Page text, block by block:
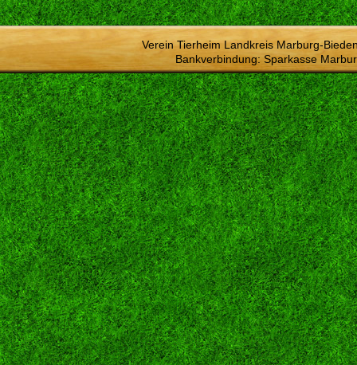
Verein Tierheim Landkreis Marburg-
Bankverbindung: Sparkasse